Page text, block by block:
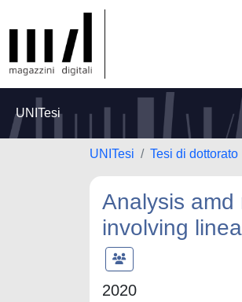
UNITesi
UNITesi Tesi di dottorato
Analysis
involving
2020